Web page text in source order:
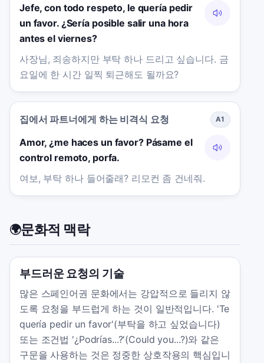
Jefe, con todo respeto, le quería pedir
un favor. ¿Sería posible salir una hora
antes el viernes?
사장님, 죄송하지만 부탁 하나 드리고 싶습니다. 금
요일에 한 시간 일찍 퇴근해도 될까요?
집에서 파트너에게 하는 비격식 요청 A1
Amor, ¿me haces un favor? Pásame el
control remoto, porfa.
여보, 부탁 하나 들어줄래? 리모컨 좀 건네줘.
🌍문화적 맥락
부드러운 요청의 기술
많은 스페인어권 문화에서는 강압적으로 들리지 않
도록 요청을 부드럽게 하는 것이 일반적입니다. 'Te
quería pedir un favor'(부탁을 하고 싶었습니다)
또는 조건법 '¿Podrías...?'(Could you...?)와 같은
구문을 사용하는 것은 정중한 상호작용의 핵심입니